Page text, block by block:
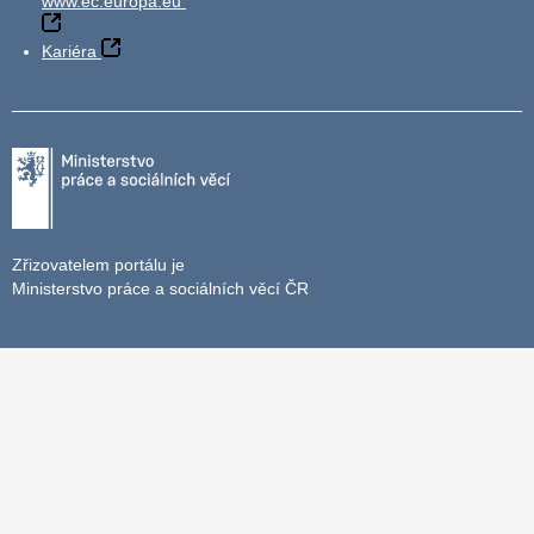
Kariéra
Zřizovatelem portálu je
Ministerstvo práce a sociálních věcí ČR